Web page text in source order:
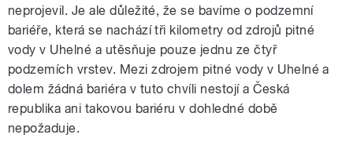
neprojevil. Je ale důležité, že se bavíme o podzemní
bariéře, která se nachází tři kilometry od zdrojů pitné
vody v Uhelné a utěsňuje pouze jednu ze čtyř
podzemích vrstev. Mezi zdrojem pitné vody v Uhelné a
dolem žádná bariéra v tuto chvíli nestojí a Česká
republika ani takovou bariéru v dohledné době
nepožaduje.